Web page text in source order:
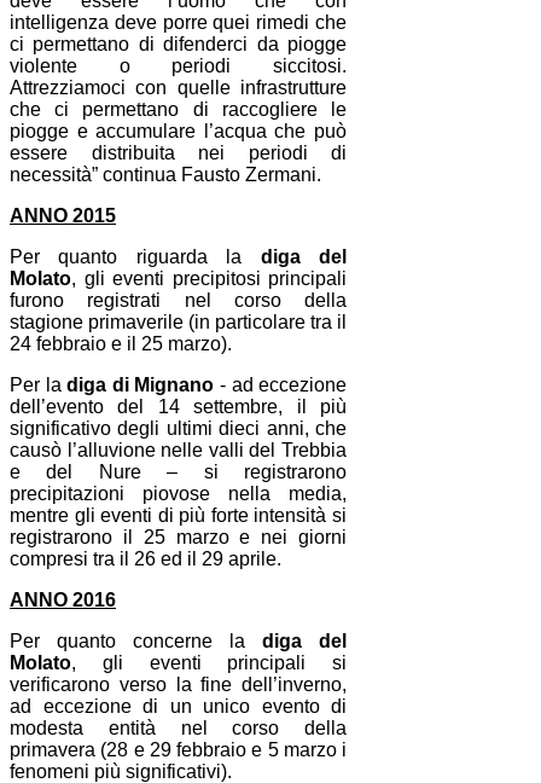
intelligenza deve porre quei rimedi che
ci permettano di difenderci da piogge
violente o periodi siccitosi.
Attrezziamoci con quelle infrastrutture
che ci permettano di raccogliere le
piogge e accumulare l’acqua che può
essere distribuita nei periodi di
necessità” continua Fausto Zermani.
ANNO 2015
Per quanto riguarda la diga del
Molato, gli eventi precipitosi principali
furono registrati nel corso della
stagione primaverile (in particolare tra il
24 febbraio e il 25 marzo).
Per ladiga di Mignano - ad eccezione
dell’evento del 14 settembre, il più
significativo degli ultimi dieci anni, che
causò l’alluvione nelle valli del Trebbia
e del Nure – si registrarono
precipitazioni piovose nella media,
mentre gli eventi di più forte intensità si
registrarono il 25 marzo e nei giorni
compresi tra il 26 ed il 29 aprile.
ANNO 2016
Per quanto concerne ladiga del
Molato, gli eventi principali si
verificarono verso la fine dell’inverno,
ad eccezione di un unico evento di
modesta entità nel corso della
primavera (28 e 29 febbraio e 5 marzo i
fenomeni più significativi).